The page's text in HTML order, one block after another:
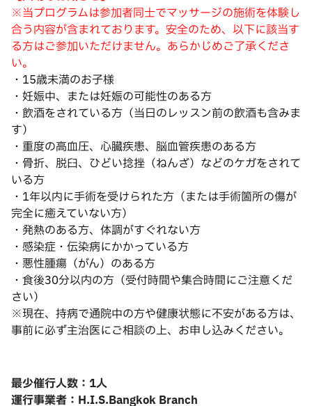
※当プログラムは参加者同士でマッサージの施術を体験し
合う内容が含まれております。安全のため、以下に該当す
る方はご参加いただけません。あらかじめご了承くださ
い。
・15歳未満のお子様
・妊娠中、または妊娠の可能性のある方
・飲酒をされている方（当日のレッスン前の飲酒も含みま
す）
・重度の高血圧、心臓疾患、脳血管疾患のある方
・骨折、脱臼、ひどい捻挫（ねんざ）などのケガをされて
いる方
・1年以内に手術を受けられた方（または手術箇所の傷が
完全に癒えていない方）
・発熱のある方、体調がすぐれない方
・感染症・伝染病にかかっている方
・悪性腫瘍（がん）のある方
・食後30分以内の方（受付時間や集合時間にご注意くだ
さい）
※現在、持病で通院中の方や健康状態に不安がある方は、
事前に必ず主治医にご相談の上、お申し込みください。
最少催行人数：1人
運行事業者：H.I.S.Bangkok Branch